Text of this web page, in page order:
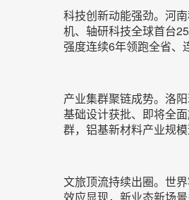
科技创新动能强劲。河
机、轴研科技全球首台
强度连续6年领跑全省、
产业集群聚链成势。洛
基础设计获批、即将全
群，铝基新材料产业规
文旅顶流持续出圈。世
效应显现，新业态新场